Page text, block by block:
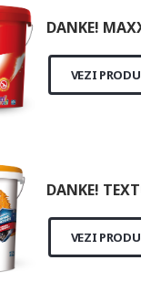
DANKE!
VEZI
DANKE!
VEZI